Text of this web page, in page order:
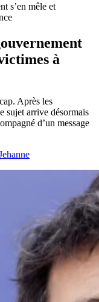
s’en mêle et
à
Après les
sujet arrive désormais
d’un message